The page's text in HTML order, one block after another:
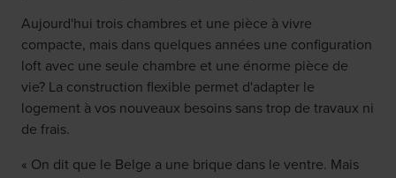
Aujourd'hui trois chambres et une pièce à vivre
compacte, mais dans quelques années une configuration
loft avec une seule chambre et une énorme pièce de
vie? La construction flexible permet d'adapter le
logement à vos nouveaux besoins sans trop de travaux ni
de frais.
« On dit que le Belge a une brique dans le ventre. Mais